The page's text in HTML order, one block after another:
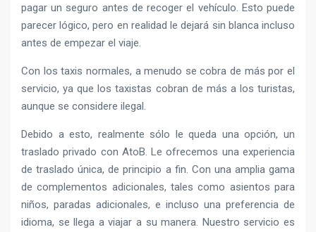
pagar un seguro antes de recoger el vehículo. Esto puede
parecer lógico, pero en realidad le dejará sin blanca incluso
antes de empezar el viaje.
Con los taxis normales, a menudo se cobra de más por el
servicio, ya que los taxistas cobran de más a los turistas,
aunque se considere ilegal.
Debido a esto, realmente sólo le queda una opción, un
traslado privado con AtoB. Le ofrecemos una experiencia
de traslado única, de principio a fin. Con una amplia gama
de complementos adicionales, tales como asientos para
niños, paradas adicionales, e incluso una preferencia de
idioma, se llega a viajar a su manera. Nuestro servicio es